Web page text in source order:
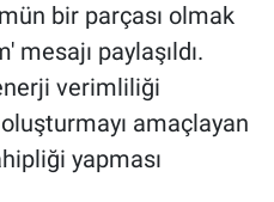
bir parçası olmak
mesajı paylaşıldı.
verimliliği
amaçlayan
yapması